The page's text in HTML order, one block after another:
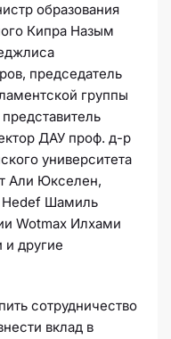
образования
Кипра Назым
председатель
группы
ДАУ проф. д-р
университета
Али Юкселен,
Hedef Шамиль
Wotmax Илхами
и другие
сотрудничество
вклад в